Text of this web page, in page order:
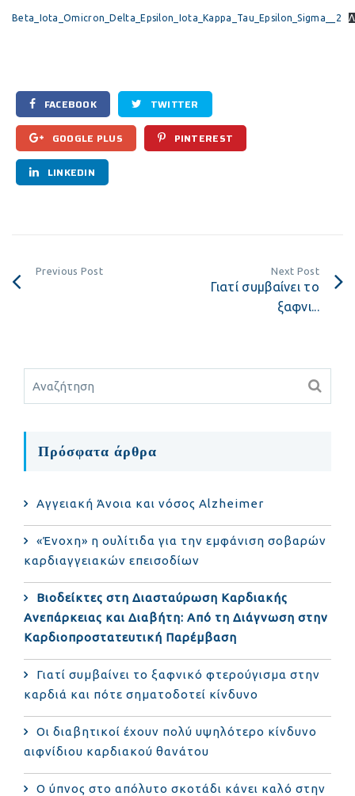
Beta_Iota_Omicron_Delta_Epsilon_Iota_Kappa_Tau_Epsilon_Sigma__2
FACEBOOK TWITTER
GOOGLE PLUS PINTEREST
LINKEDIN
Previous Post Next Post
Γιατί συμβαίνει το
ξαφνι...
Πρόσφατα άρθρα
Αγγειακή Άνοια και νόσος Alzheimer
«Ένοχη» η ουλίτιδα για την εμφάνιση σοβαρών
καρδιαγγειακών επεισοδίων
Βιοδείκτες στη Διασταύρωση Καρδιακής
Ανεπάρκειας και Διαβήτη: Από τη Διάγνωση στην
Καρδιοπροστατευτική Παρέμβαση
Γιατί συμβαίνει το ξαφνικό φτερούγισμα στην
καρδιά και πότε σηματοδοτεί κίνδυνο
Οι διαβητικοί έχουν πολύ υψηλότερο κίνδυνο
αιφνίδιου καρδιακού θανάτου
Ο ύπνος στο απόλυτο σκοτάδι κάνει καλό στην